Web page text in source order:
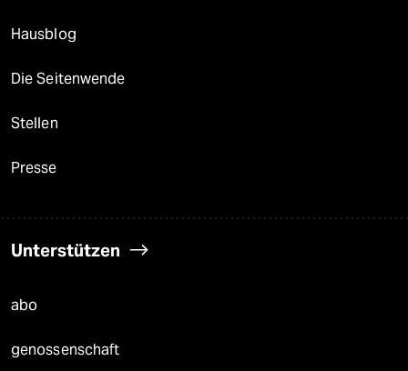
Hausblog
Die Seitenwende
Stellen
Presse
Unterstützen
abo
genossenschaft